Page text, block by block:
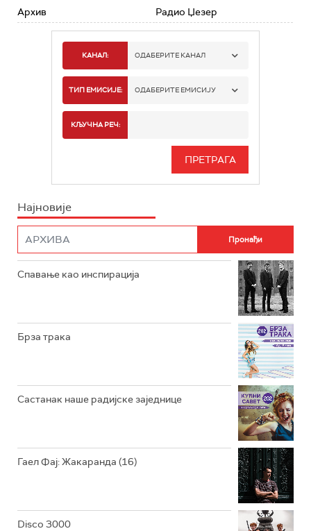
Архив Радио Џезер
КАНАЛ: ОДАБЕРИТЕ КАНАЛ
РАДИО БЕОГРАД 1
РАДИО БЕОГРАД 3
РАДИО РОКЕНРОЛЕР
РАДИО ЏЕЗЕР
ТИП ЕМИСИЈЕ: ОДАБЕРИТЕ ЕМИСИЈУ
ИНФО
КЉУЧНА РЕЧ:
Најновије
Спавање као инспирација
Брза трака
Састанак наше радијске заједнице
Гаел Фај: Жакаранда (16)
Disco 3000